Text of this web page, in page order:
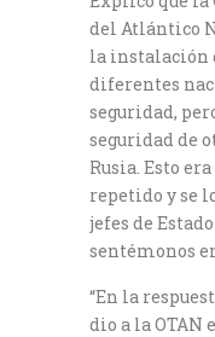
del Atlántico
la instalación
diferentes
seguridad,
seguridad de
Rusia. Esto
repetido y se
jefes de
sentémonos
“En la
dio a la OTAN